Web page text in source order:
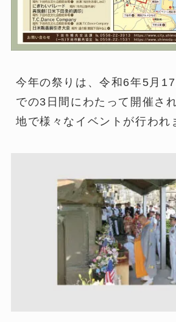
今年の祭りは、令和6年5月
での3日間にわたって開催さ
地で様々なイベントが行われ